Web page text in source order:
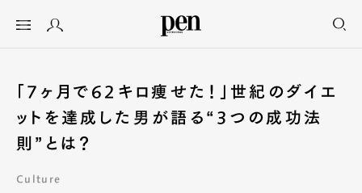
「7ヶ月で62キロ痩せた！」世紀のダイエ
ットを達成した男が語る“3つの成功法
則”とは？
Culture